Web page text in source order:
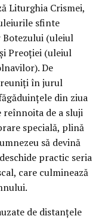
Liturghia Crismei,
sfinte
Botezului (uleiul
Preoției (uleiul
De
reuniți în jurul
din ziua
reînnoita de a sluji
specială, plină
să devină
practic seria
care culminează
de distanțele